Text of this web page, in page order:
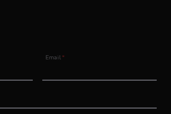
Email*